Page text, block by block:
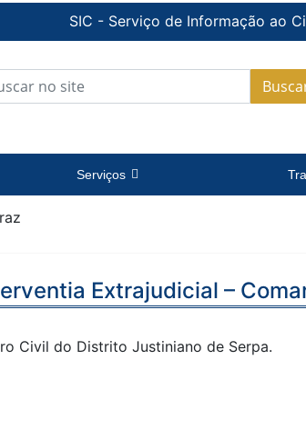
SIC - Serviço de Informação ao
Serviços
Extrajudicial –
Civil do Distrito Justiniano de Serpa.